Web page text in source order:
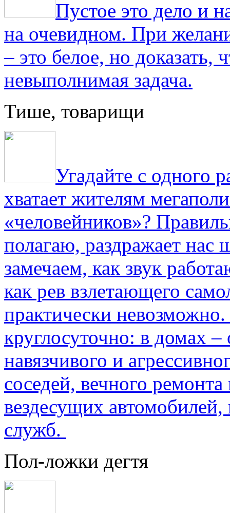
Пустое это дело и
на очевидном. При
– это белое, но доказать,
невыполнимая задача.
Тише, товарищи
Угадайте с одного
хватает жителям
«человейников»?
полагаю, раздражает нас
замечаем, как звук
как рев взлетающего
практически
круглосуточно: в домах
навязчивого и
соседей, вечного
вездесущих
служб.
Пол-ложки дегтя